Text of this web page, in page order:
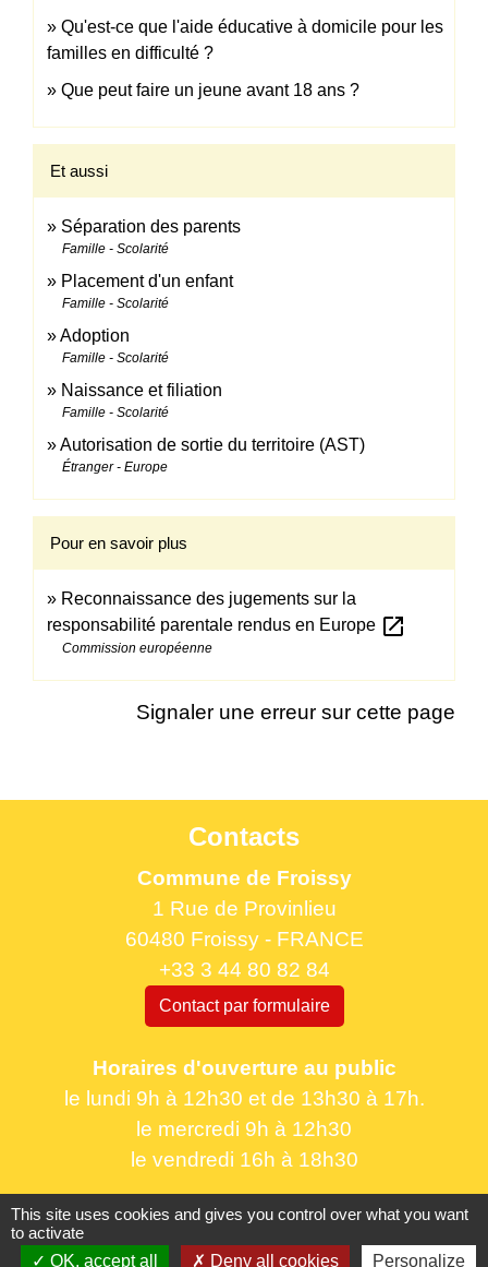
Qu'est-ce que l'aide éducative à domicile pour les
familles en difficulté ?
Que peut faire un jeune avant 18 ans ?
Et aussi
Séparation des parents
Famille - Scolarité
Placement d'un enfant
Famille - Scolarité
Adoption
Famille - Scolarité
Naissance et filiation
Famille - Scolarité
Autorisation de sortie du territoire (AST)
Étranger - Europe
Pour en savoir plus
Reconnaissance des jugements sur la
responsabilité parentale rendus en Europe open_in_new
Commission européenne
Signaler une erreur sur cette page
Contacts
Commune de Froissy
1 Rue de Provinlieu
60480 Froissy - FRANCE
+33 3 44 80 82 84
Contact par formulaire
Horaires d'ouverture au public
le lundi 9h à 12h30 et de 13h30 à 17h.
le mercredi 9h à 12h30
le vendredi 16h à 18h30
This site uses cookies and gives you control over what you want
to activate
OK, accept all
Deny all cookies Personalize